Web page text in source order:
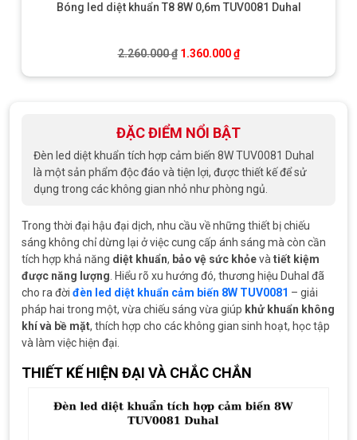
Bóng led diệt khuẩn T8 8W 0,6m TUV0081 Duhal
2.260.000₫ Giá gốc là: 2.260.000 ₫.
1.360.000₫Giá hiện tại là:
ĐẶC ĐIỂM NỔI BẬT
Đèn led diệt khuẩn tích hợp cảm biến 8W TUV0081 Duhal
là một sản phẩm độc đáo và tiện lợi, được thiết kế để sử
dụng trong các không gian nhỏ như phòng ngủ.
Trong thời đại hậu đại dịch, nhu cầu về những thiết bị chiếu
sáng không chỉ dừng lại ở việc cung cấp ánh sáng mà còn cần
tích hợp khả năng diệt khuẩn, bảo vệ sức khỏevà tiết kiệm
được năng lượng . Hiểu rõ xu hướng đó, thương hiệu Duhal đã
cho ra đời đèn led diệt khuẩn cảm biến 8W TUV0081 – giải
pháp hai trong một, vừa chiếu sáng vừa giúp khử khuẩn không
khí và bề mặt, thích hợp cho các không gian sinh hoạt, học tập
và làm việc hiện đại.
THIẾT KẾ HIỆN ĐẠI VÀ CHẮC CHẮN